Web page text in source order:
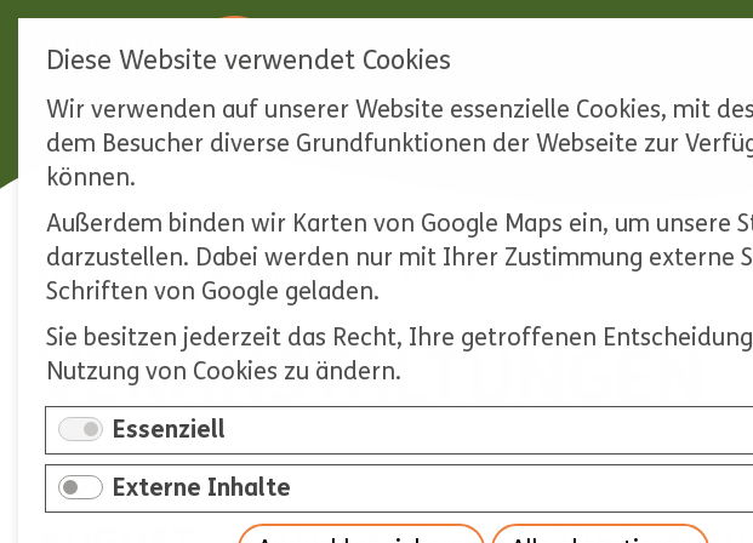
Diese Website verwendet Cookies
Wir verwenden auf unserer Website essenzielle Cookies, mit
dem Besucher diverse Grundfunktionen der Webseite zur
können.
Außerdem binden wir Karten von Google Maps ein, um unsere
darzustellen. Dabei werden nur mit Ihrer Zustimmung externe
Schriften von Google geladen.
Sie besitzen jederzeit das Recht, Ihre getroffenen
Nutzung von Cookies zu ändern.
Essenziell
Externe Inhalte
Navigation
überspringen
Startseite Unser Naturpark Veranstaltungen
VERANSTALTUNGEN
2026